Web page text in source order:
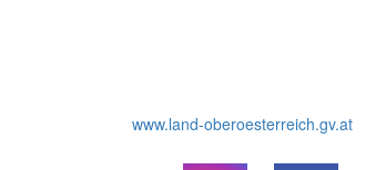
www.land-oberoesterreich.gv.at